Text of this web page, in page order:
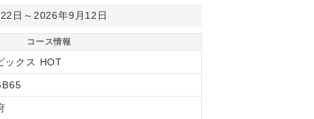
日～2026年9月12日
コース情報
ックス HOT